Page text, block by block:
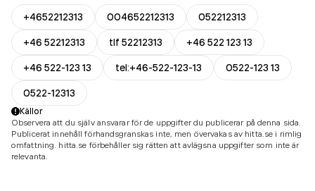
+4652212313 004652212313
052212313
+46 52212313
tlf 52212313
+46 522 123 13
+46 522-123 13
tel:+46-522-123-13
0522-123 13
0522-12313
Källor
Observera att du själv ansvarar för de uppgifter du publicerar på denna sida.
Publicerat innehåll förhandsgranskas inte, men övervakas av hitta.se i rimlig
omfattning. hitta.se förbehåller sig rätten att avlägsna uppgifter som inte är
relevanta.